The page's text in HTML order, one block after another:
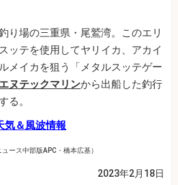
り場の三重県・尾鷲湾。このエリ
ッテを使用してヤリイカ、アカイ
メイカを狙う「メタルスッテゲー
エヌテックマリンから出船した釣行
る。
気＆風波情報
ース中部版APC・橋本広基）
2023年2月18日